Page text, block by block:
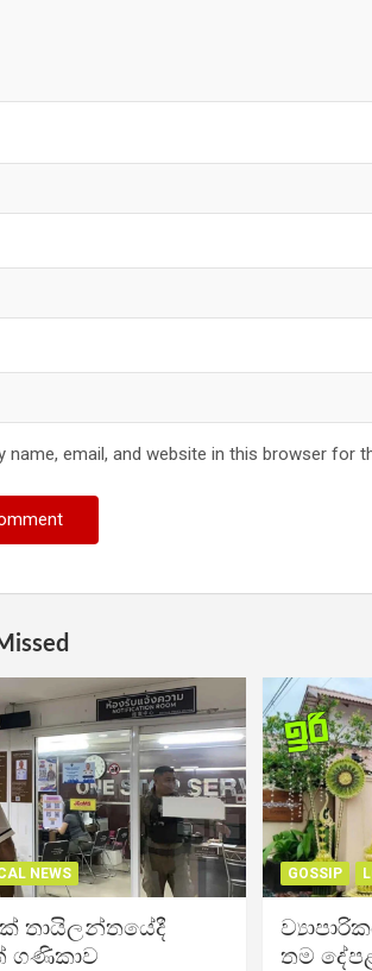
name, email, and website in this browser for
NEWS
තායිලන්තයේදී
ගණිකාව
GOSSIP
තම